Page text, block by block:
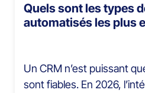
Quels sont les types
automatisés les plus
Un CRM n’est puissant
sont fiables. En 2026,